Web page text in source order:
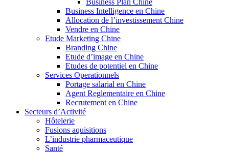
Business Plan Chine
Business Intelligence en Chine
Allocation de l’investissement Chine
Vendre en Chine
Etude Marketing Chine
Branding Chine
Etude d’image en Chine
Etudes de potentiel en Chine
Services Operationnels
Portage salarial en Chine
Agent Reglementaire en Chine
Recrutement en Chine
Secteurs d’Activité
Hôtelerie
Fusions aquisitions
L’industrie pharmaceutique
Santé